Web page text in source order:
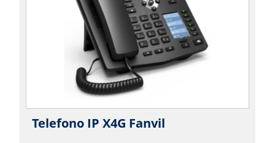
Telefono IP X4G Fanvil